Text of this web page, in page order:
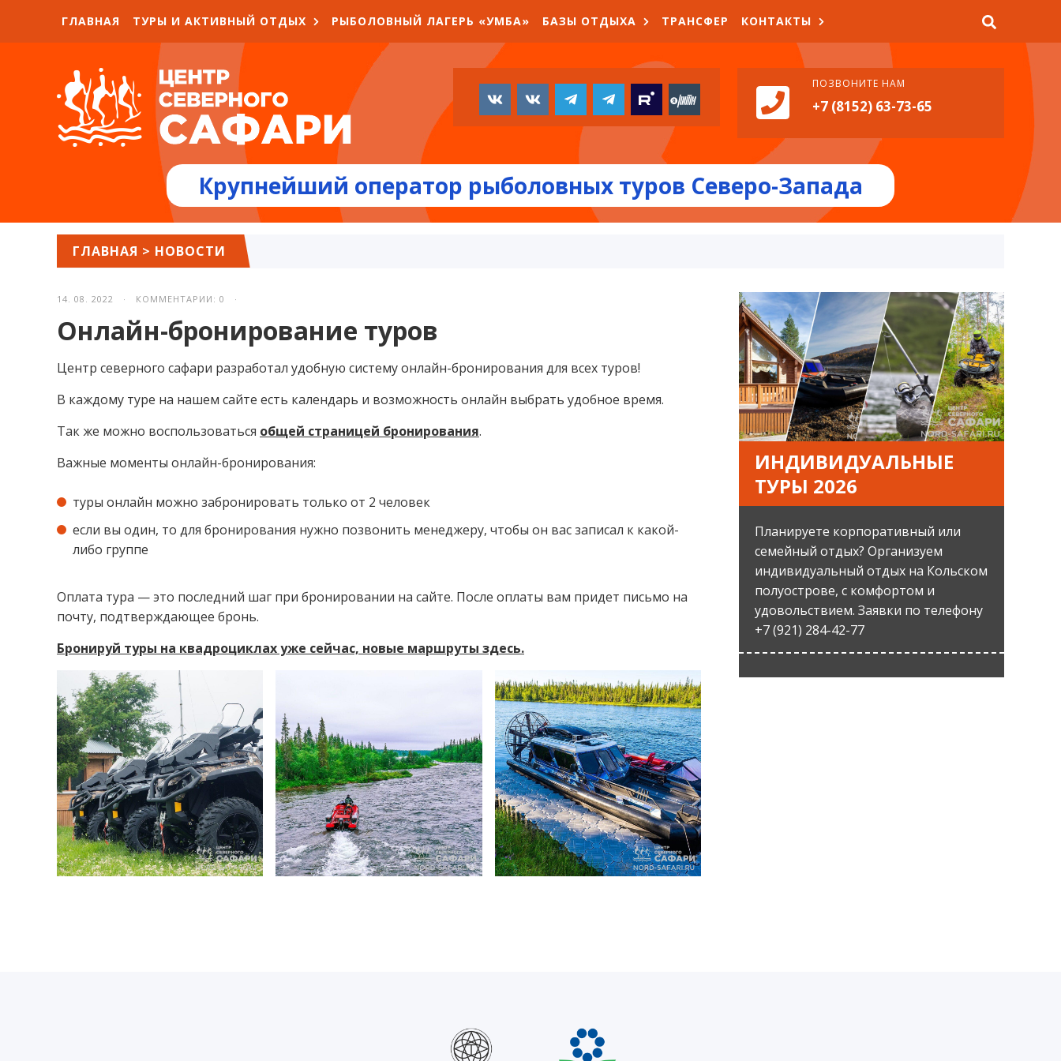
ГЛАВНАЯ ТУРЫ И АКТИВНЫЙ ОТДЫХ РЫБОЛОВНЫЙ ЛАГЕРЬ «УМБА» БАЗЫ ОТДЫХА ТРАНСФЕР КОНТАКТЫ
ПОЗВОНИТЕ НАМ
+7 (8152) 63-73-65
Крупнейший оператор рыболовных туров Северо-Запада
ГЛАВНАЯ > НОВОСТИ
14. 08. 2022 · КОММЕНТАРИИ: 0 ·
Онлайн-бронирование туров
Центр северного сафари разработал удобную систему онлайн-бронирования для всех туров!
В каждому туре на нашем сайте есть календарь и возможность онлайн выбрать удобное время.
Так же можно воспользоваться общей страницей бронирования.
Важные моменты онлайн-бронирования:
туры онлайн можно забронировать только от 2 человек
если вы один, то для бронирования нужно позвонить менеджеру, чтобы он вас записал к какой-
либо группе
Оплата тура — это последний шаг при бронировании на сайте. После оплаты вам придет письмо на
почту, подтверждающее бронь.
Бронируй туры на квадроциклах уже сейчас, новые маршруты здесь.
ИНДИВИДУАЛЬНЫЕ
ТУРЫ 2026
Планируете корпоративный или
семейный отдых? Организуем
индивидуальный отдых на Кольском
полуострове, с комфортом и
удовольствием. Заявки по телефону
+7 (921) 284-42-77